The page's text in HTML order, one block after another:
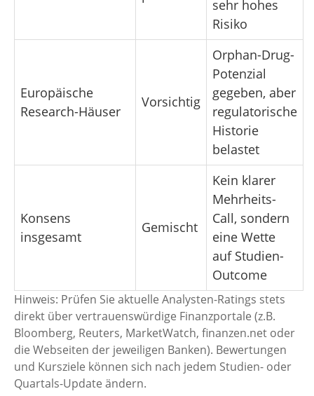
sehr hohes
Risiko
Europäische
Research-Häuser
Vorsichtig
Orphan-Drug-
Potenzial
gegeben, aber
regulatorische
Historie
belastet
Konsens
insgesamt
Gemischt
Kein klarer
Mehrheits-
Call, sondern
eine Wette
auf Studien-
Outcome
Hinweis: Prüfen Sie aktuelle Analysten-Ratings stets
direkt über vertrauenswürdige Finanzportale (z.B.
Bloomberg, Reuters, MarketWatch, finanzen.net oder
die Webseiten der jeweiligen Banken). Bewertungen
und Kursziele können sich nach jedem Studien- oder
Quartals-Update ändern.